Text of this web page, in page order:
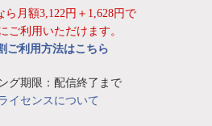
ら月額3,122円＋1,628円で
ご利用いただけます。
ご利用方法はこちら
グ期限：配信終了まで
イセンスについて